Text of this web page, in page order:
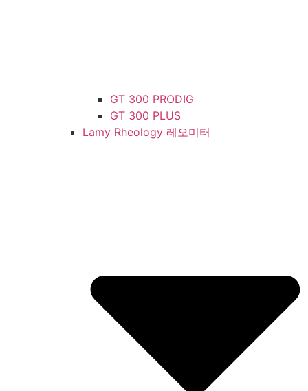
GT 300 PRODIG
GT 300 PLUS
Lamy Rheology 레오미터